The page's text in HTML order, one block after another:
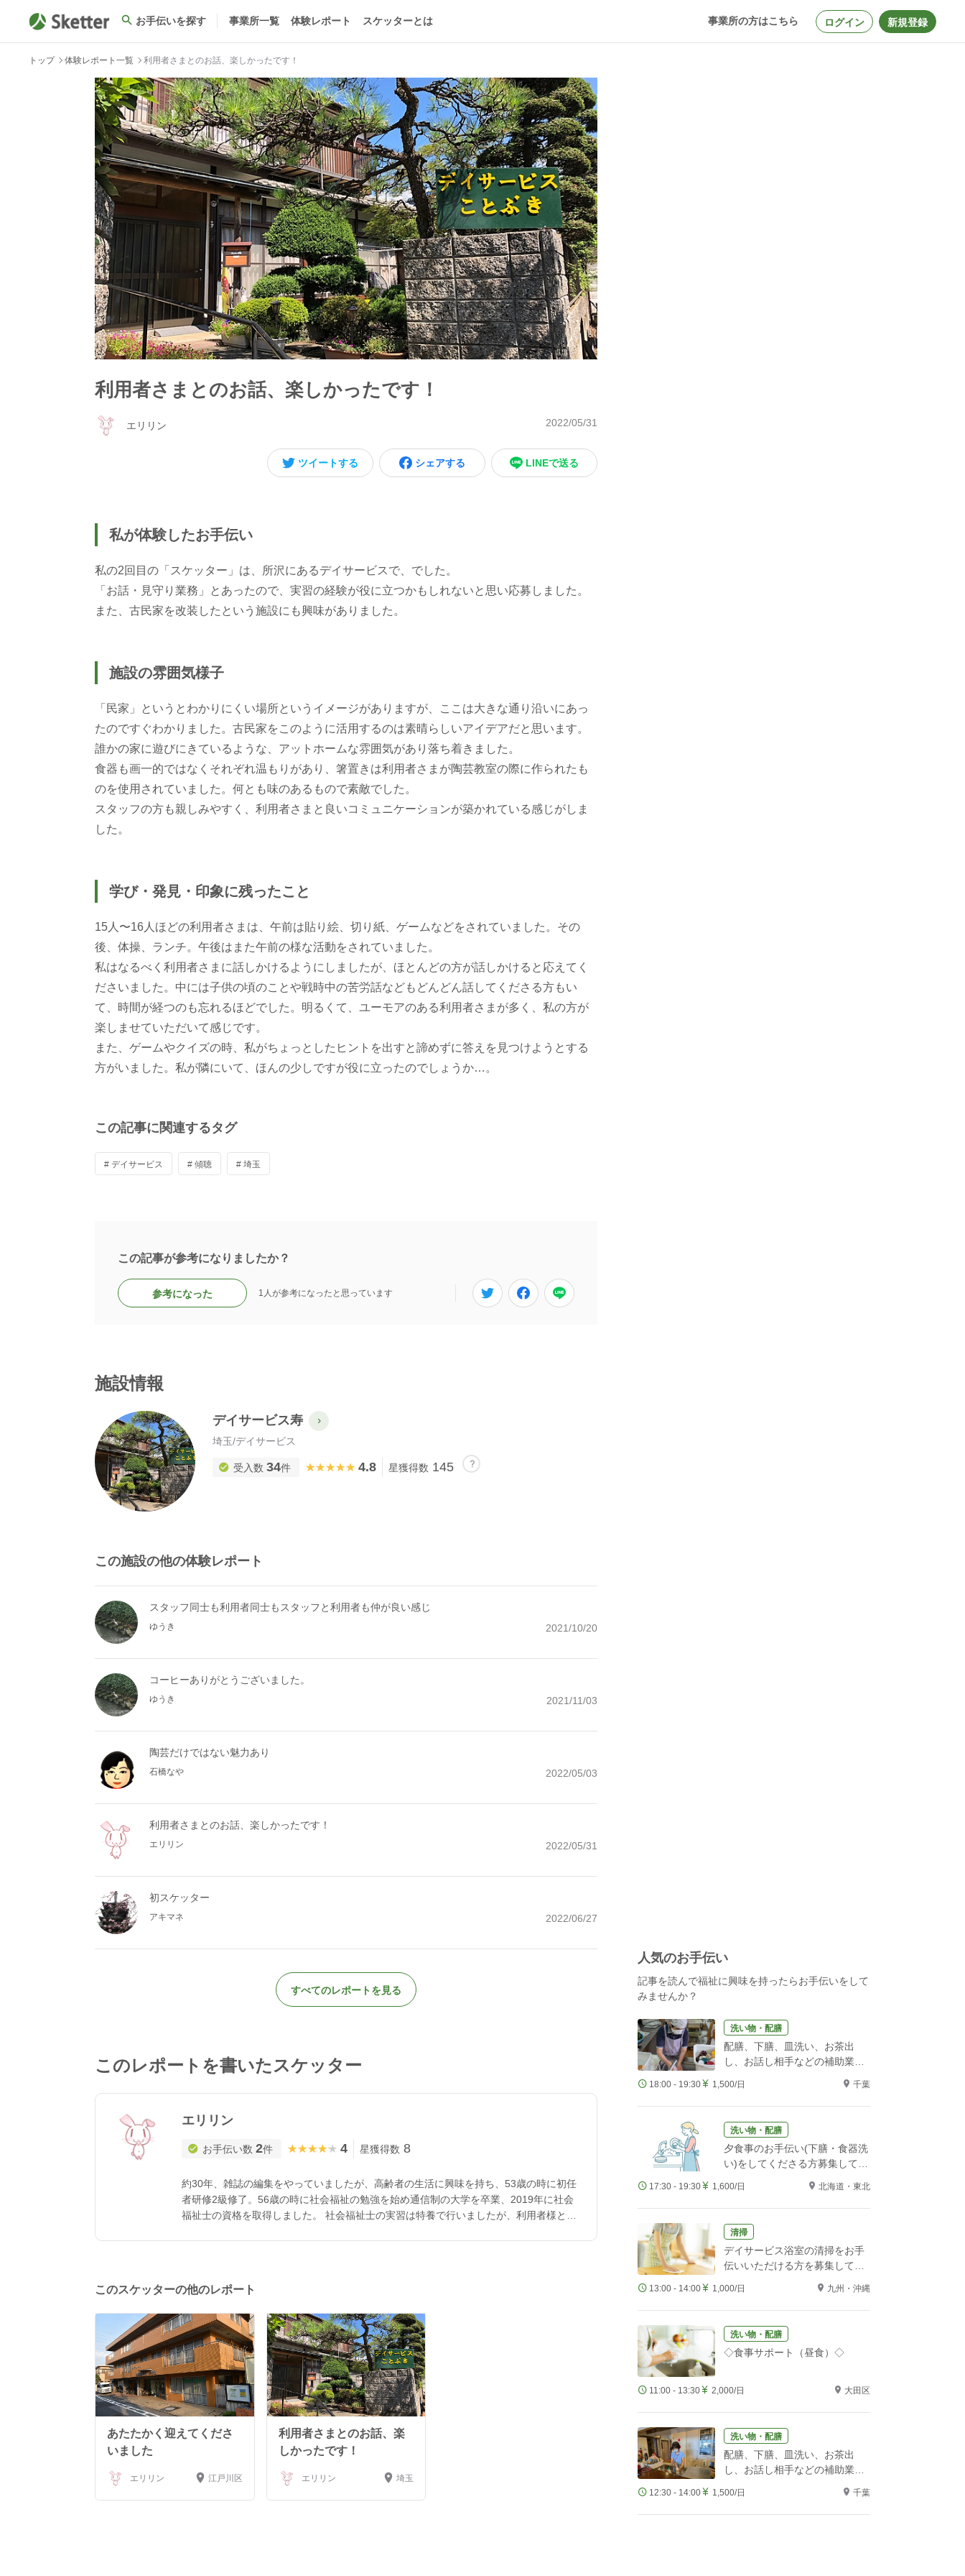
お手伝いを探す 事業所一覧 体験レポート スケッターとは 事業所の方はこちら ログイン 新規登録
トップ 体験レポート一覧 利用者さまとのお話、楽しかったです！
利用者さまとのお話、楽しかったです！
エリリン 2022/05/31
ツイートする シェアする LINEで送る
私が体験したお手伝い
私の2回目の「スケッター」は、所沢にあるデイサービスで、でした。
「お話・見守り業務」とあったので、実習の経験が役に立つかもしれないと思い応募しました。
また、古民家を改装したという施設にも興味がありました。
施設の雰囲気様子
「民家」というとわかりにくい場所というイメージがありますが、ここは大きな通り沿いにあっ
たのですぐわかりました。古民家をこのように活用するのは素晴らしいアイデアだと思います。
誰かの家に遊びにきているような、アットホームな雰囲気があり落ち着きました。
食器も画一的ではなくそれぞれ温もりがあり、箸置きは利用者さまが陶芸教室の際に作られたも
のを使用されていました。何とも味のあるもので素敵でした。
スタッフの方も親しみやすく、利用者さまと良いコミュニケーションが築かれている感じがしま
した。
学び・発見・印象に残ったこと
15人〜16人ほどの利用者さまは、午前は貼り絵、切り紙、ゲームなどをされていました。その
後、体操、ランチ。午後はまた午前の様な活動をされていました。
私はなるべく利用者さまに話しかけるようにしましたが、ほとんどの方が話しかけると応えてく
ださいました。中には子供の頃のことや戦時中の苦労話などもどんどん話してくださる方もい
て、時間が経つのも忘れるほどでした。明るくて、ユーモアのある利用者さまが多く、私の方が
楽しませていただいて感じです。
また、ゲームやクイズの時、私がちょっとしたヒントを出すと諦めずに答えを見つけようとする
方がいました。私が隣にいて、ほんの少しですが役に立ったのでしょうか…。
この記事に関連するタグ
# デイサービス # 傾聴 # 埼玉
この記事が参考になりましたか？
参考になった 1人が参考になったと思っています
施設情報
デイサービス寿
埼玉/デイサービス
受入数 34件 ★★★★★
★★★★★ 4.8 星獲得数 145
この施設の他の体験レポート
スタッフ同士も利用者同士もスタッフと利用者も仲が良い感じ
ゆうき 2021/10/20
コーヒーありがとうございました。
ゆうき 2021/11/03
陶芸だけではない魅力あり
石橋なや 2022/05/03
利用者さまとのお話、楽しかったです！
エリリン 2022/05/31
初スケッター
アキマネ 2022/06/27
すべてのレポートを見る
このレポートを書いたスケッター
エリリン
お手伝い数 2件 ★★★★★
★★★★★ 4 星獲得数 8
約30年、雑誌の編集をやっていましたが、高齢者の生活に興味を持ち、53歳の時に初任
者研修2級修了。56歳の時に社会福祉の勉強を始め通信制の大学を卒業、2019年に社会
福祉士の資格を取得しました。 社会福祉士の実習は特養で行いましたが、利用者様との
このスケッターの他のレポート
あたたかく迎えてくださ
いました
エリリン 江戸川区
利用者さまとのお話、楽
しかったです！
エリリン 埼玉
人気のお手伝い
記事を読んで福祉に興味を持ったらお手伝いをして
みませんか？
洗い物・配膳
配膳、下膳、皿洗い、お茶出
し、お話し相手などの補助業務
18:00 - 19:30 1,500/日 千葉
洗い物・配膳
夕食事のお手伝い(下膳・食器洗
い)をしてくださる方募集してい
17:30 - 19:30 1,600/日 北海道・東北
清掃
デイサービス浴室の清掃をお手
伝いいただける方を募集してい
13:00 - 14:00 1,000/日 九州・沖縄
洗い物・配膳
◇食事サポート（昼食）◇
11:00 - 13:30 2,000/日 大田区
洗い物・配膳
配膳、下膳、皿洗い、お茶出
し、お話し相手などの補助業務
12:30 - 14:00 1,500/日 千葉